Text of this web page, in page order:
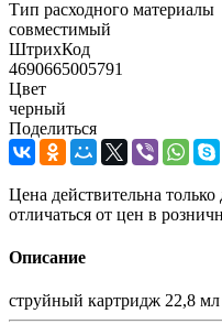
Тип расходного материалы
совместимый
ШтрихКод
4690665005791
Цвет
черный
Поделиться
Цена действительна
отличаться от цен в
Описание
струйный картридж 22,8 мл